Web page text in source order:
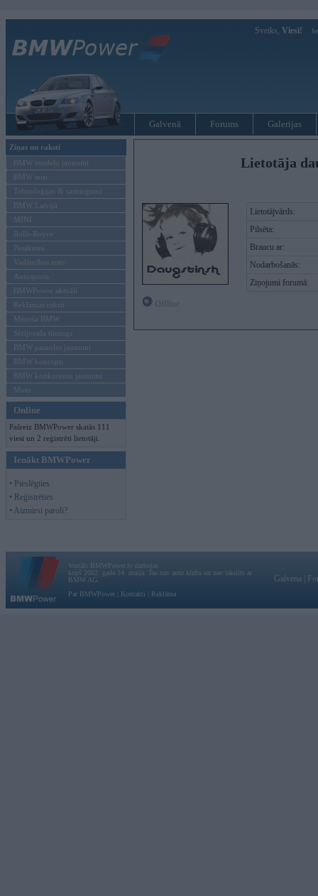
Sveiks, Viesi!
Galvenā Forums Galerijas
Ziņas un raksti
BMW modeļu jaunumi
BMW testi
Tehnoloģijas & sasniegumi
BMW Latvijā
MINI
Rolls-Royce
Pasākumi
Vadāmības tests
Autosports
BMWPower aktuāli
Reklāmas raksti
Mēneša BMW
Sērijveida tūnings
BMW pasaules jaunumi
BMW koncepti
BMW konkurentu jaunumi
Moto
Online
Pašreiz BMWPower skatās 111
viesi un 2 reģistrēti lietotāji.
Ienākt BMWPower
• Pieslēgties
• Reģistrēties
• Aizmirsi paroli?
Lietotāja
Lietotājvārds:
Pilsēta:
Braucu ar:
Nodarbošanās:
Ziņojumi forumā:
Vortāls BMWPower.lv darbojas
kopš 2002. gada 14. maija. Tas nav auto klubs un nav saistīts ar
BMW AG.
Par BMWPower
Kontakti Reklāma
Galvena